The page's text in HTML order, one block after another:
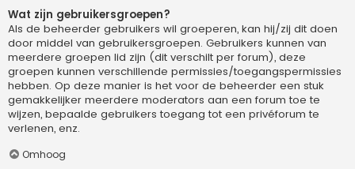
Wat zijn gebruikersgroepen?
Als de beheerder gebruikers wil groeperen, kan hij/zij dit doen
door middel van gebruikersgroepen. Gebruikers kunnen van
meerdere groepen lid zijn (dit verschilt per forum), deze
groepen kunnen verschillende permissies/toegangspermissies
hebben. Op deze manier is het voor de beheerder een stuk
gemakkelijker meerdere moderators aan een forum toe te
wijzen, bepaalde gebruikers toegang tot een privéforum te
verlenen, enz.
Omhoog